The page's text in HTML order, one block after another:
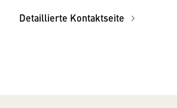
Detaillierte Kontaktseite